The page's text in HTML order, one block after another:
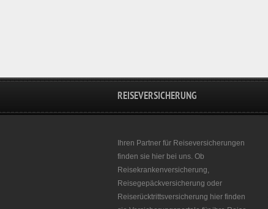
REISEVERSICHERUNG
Ihren Partner für Reiseversicherungen
finden sie hier bei uns. Ob
Reisekrankenversicherung,
Reisegepäckversicherung oder
Reiserücktrittsversicherung hier finden